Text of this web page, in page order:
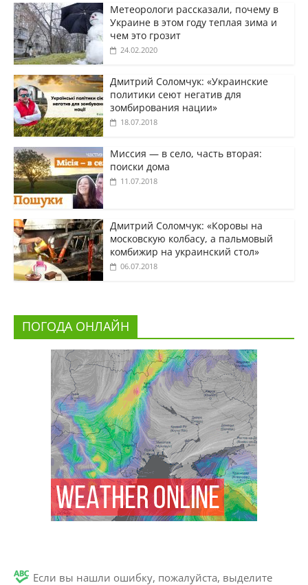
Метеорологи рассказали, почему в
Украине в этом году теплая зима и
чем это грозит
24.02.2020
Дмитрий Соломчук: «Украинские
политики сеют негатив для
зомбирования нации»
18.07.2018
Миссия — в село, часть вторая:
поиски дома
11.07.2018
Дмитрий Соломчук: «Коровы на
московскую колбасу, а пальмовый
комбижир на украинский стол»
06.07.2018
ПОГОДА ОНЛАЙН
Если вы нашли ошибку, пожалуйста, выделите